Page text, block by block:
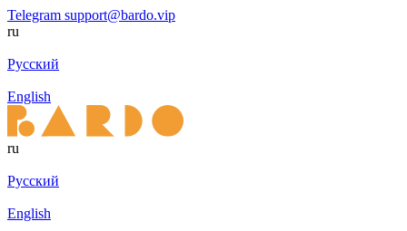
Telegram support@bardo.vip
ru
Русский
English
ru
Русский
English